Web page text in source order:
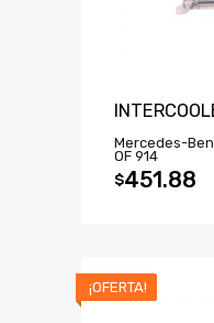
Mercedes-
OF 914
$451.88
¡OFERTA!